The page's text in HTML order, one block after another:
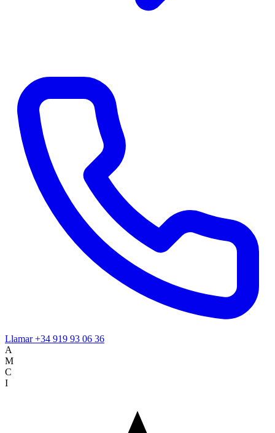
Llamar+34 919 93 06 36
A
M
C
I